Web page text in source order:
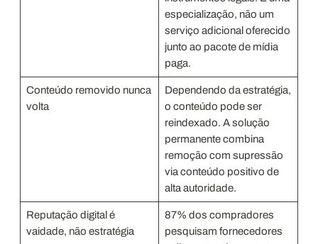
especialização, não um
serviço adicional oferecido
junto ao pacote de mídia
paga.
Conteúdo removido nunca
volta
Dependendo da estratégia,
o conteúdo pode ser
reindexado. A solução
permanente combina
remoção com supressão
via conteúdo positivo de
alta autoridade.
Reputação digital é
vaidade, não estratégia
87% dos compradores
pesquisam fornecedores